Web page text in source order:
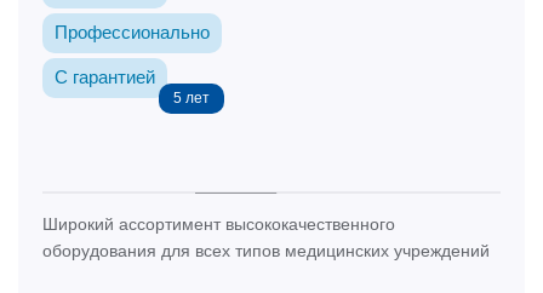
Профессионально
С гарантией
5 лет
Широкий ассортимент высококачественного
оборудования для всех типов медицинских учреждений